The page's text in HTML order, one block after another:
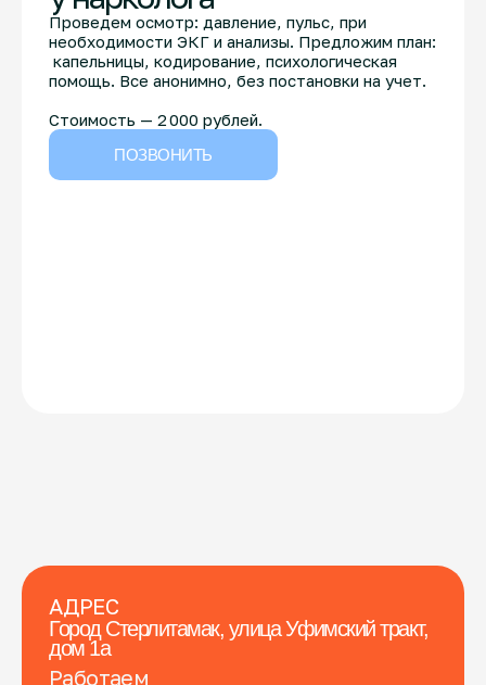
Проведем осмотр: давление, пульс, при
необходимости ЭКГ и анализы. Предложим план:
капельницы, кодирование, психологическая
помощь. Все анонимно, без постановки на учет.
Стоимость — 2 000 рублей.
ПОЗВОНИТЬ
АДРЕС
Город Стерлитамак, улица Уфимский тракт,
дом 1а
Работаем